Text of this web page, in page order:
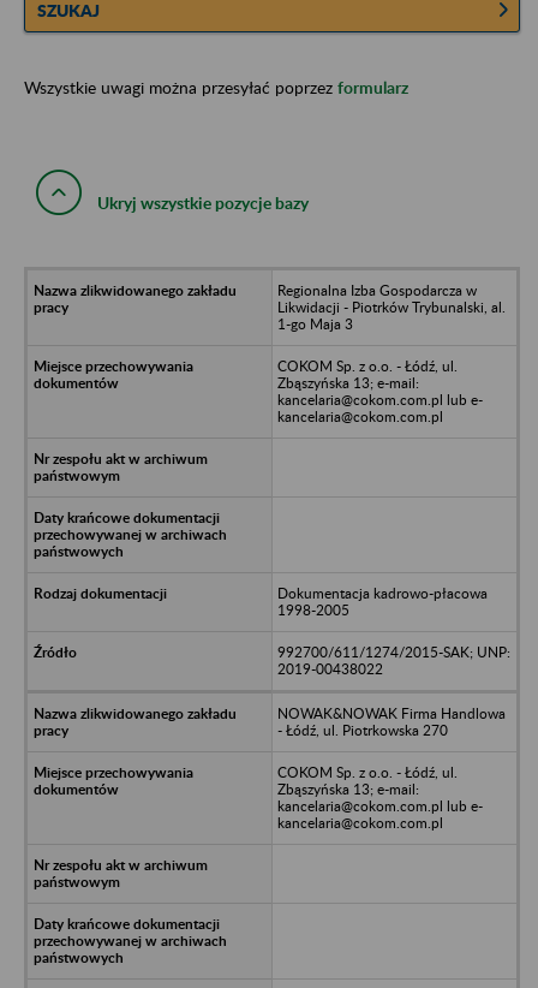
SZUKAJ
Wszystkie uwagi można przesyłać poprzez formularz
Ukryj wszystkie pozycje bazy
Regionalna Izba Gospodarcza w
Likwidacji - Piotrków Trybunalski, al.
1-go Maja 3
COKOM Sp. z o.o. - Łódź, ul.
Zbąszyńska 13; e-mail:
kancelaria@cokom.com.pl lub e-
kancelaria@cokom.com.pl
Dokumentacja kadrowo-płacowa
1998-2005
992700/611/1274/2015-SAK; UNP:
2019-00438022
NOWAK&NOWAK Firma Handlowa
- Łódź, ul. Piotrkowska 270
COKOM Sp. z o.o. - Łódź, ul.
Zbąszyńska 13; e-mail:
kancelaria@cokom.com.pl lub e-
kancelaria@cokom.com.pl